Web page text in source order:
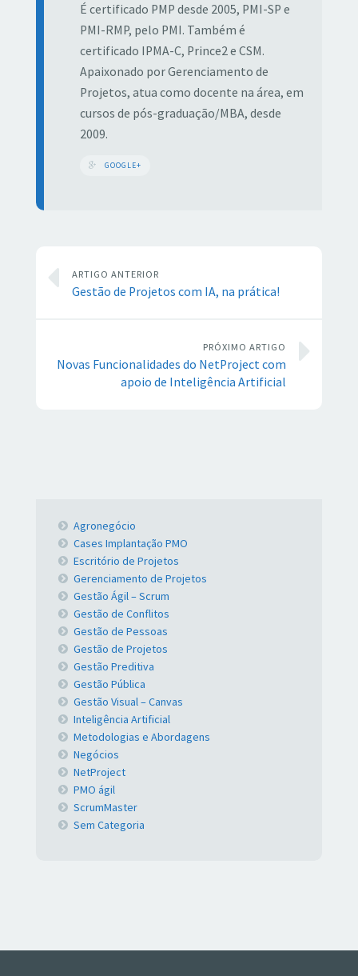
É certificado PMP desde 2005, PMI-SP e
PMI-RMP, pelo PMI. Também é
certificado IPMA-C, Prince2 e CSM.
Apaixonado por Gerenciamento de
Projetos, atua como docente na área, em
cursos de pós-graduação/MBA, desde
2009.
GOOGLE+
ARTIGO ANTERIOR
Gestão de Projetos com IA, na prática!
PRÓXIMO ARTIGO
Novas Funcionalidades do NetProject com
apoio de Inteligência Artificial
Agronegócio
Cases Implantação PMO
Escritório de Projetos
Gerenciamento de Projetos
Gestão Ágil – Scrum
Gestão de Conflitos
Gestão de Pessoas
Gestão de Projetos
Gestão Preditiva
Gestão Pública
Gestão Visual – Canvas
Inteligência Artificial
Metodologias e Abordagens
Negócios
NetProject
PMO ágil
ScrumMaster
Sem Categoria